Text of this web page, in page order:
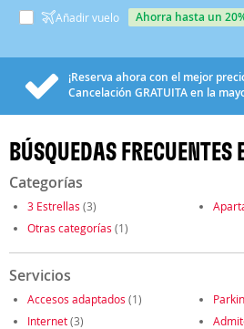
Añadir vuelo ahorra hasta un
¡Reserva ahora con el mejor
Cancelación GRATUITAen la
BÚSQUEDAS FRECUENTES
Categorías
3 Estrellas (3)
Otras categorías (1)
Servicios
Accesos adaptados (1)
Internet(3)